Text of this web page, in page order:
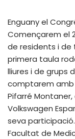
Enguany el
Començarem el
de residents i de
primera taula
lliures i de grups
comptarem amb
Pifarré
Volkswagen
seva participació.
Facultat de